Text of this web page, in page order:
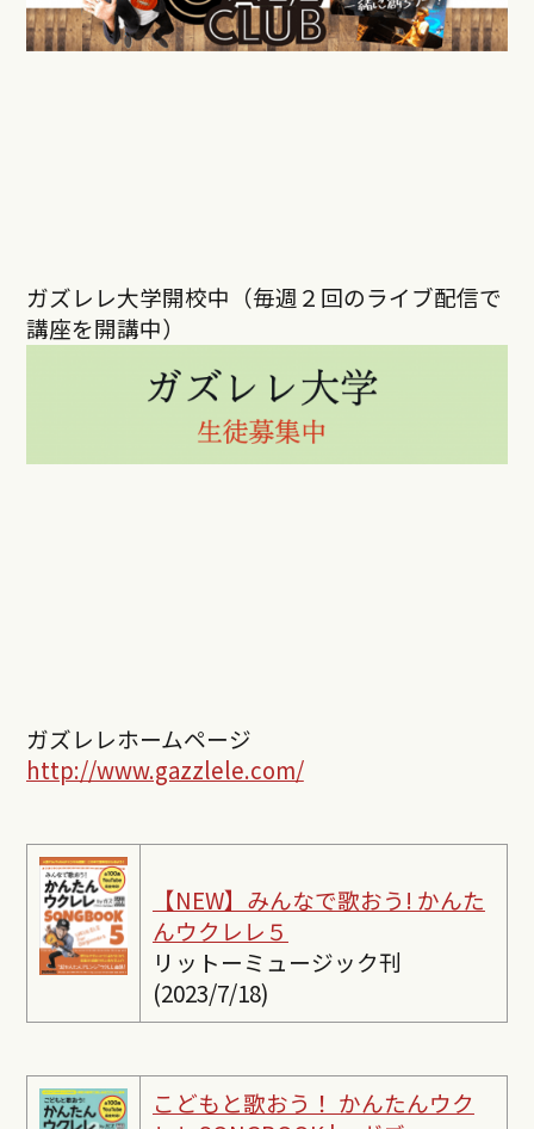
ガズレレ大学開校中（毎週２回のライブ配信で
講座を開講中）
ガズレレホームページ
http://www.gazzlele.com/
【NEW】みんなで歌おう! かんた
んウクレレ５
リットーミュージック刊
(2023/7/18)
こどもと歌おう！ かんたんウク